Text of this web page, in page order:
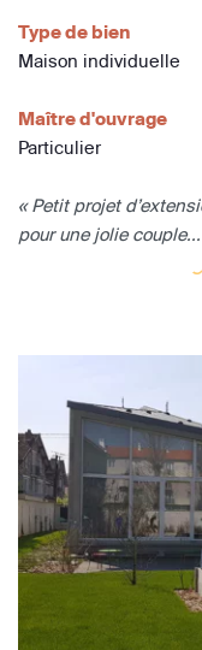
Type de bien
Maison individuelle
Maître d'ouvrage
Particulier
« Petit projet
pour une jolie